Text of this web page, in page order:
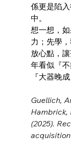
係更是陷
中。
想一想，
力；先學
放心點，
年看似『
『大器晚
Guellich,
Hambrick,
(2025).